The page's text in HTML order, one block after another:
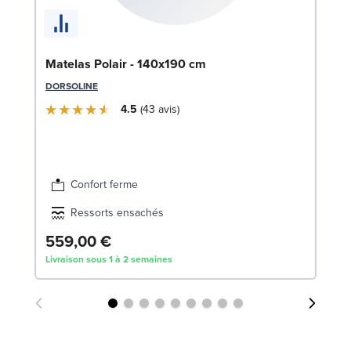
Matelas Polair - 140x190 cm
DORSOLINE
4.5 43 avis
Confort ferme
Ressorts ensachés
559,00 €
Livraison sous 1 à 2 semaines